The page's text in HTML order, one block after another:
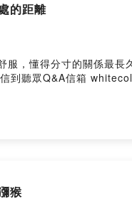
的距離
猴